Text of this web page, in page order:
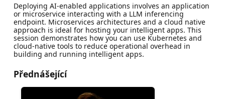
Deploying AI-enabled applications involves an application
or microservice interacting with a LLM inferencing
endpoint. Microservices architectures and a cloud native
approach is ideal for hosting your intelligent apps. This
session demonstrates how you can use Kubernetes and
cloud-native tools to reduce operational overhead in
building and running intelligent apps.
Přednášející